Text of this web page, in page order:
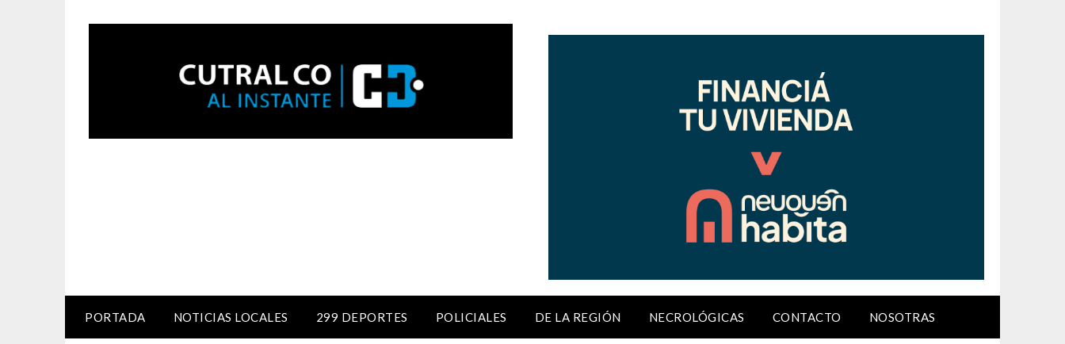
PORTADA NOTICIAS LOCALES 299 DEPORTES POLICIALES DE LA REGIÓN NECROLÓGICAS CONTACTO NOSOTRAS